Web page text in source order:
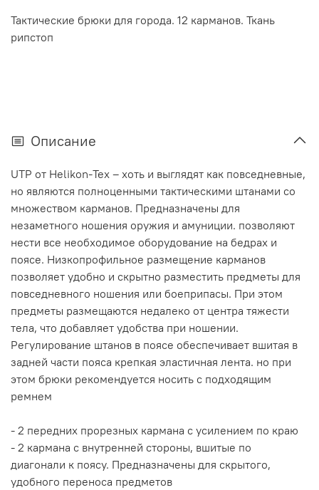
Тактические брюки для города. 12 карманов. Ткань
рипстоп
Описание
UTP от Helikon-Tex – хоть и выглядят как повседневные,
но являются полноценными тактическими штанами со
множеством карманов. Предназначены для
незаметного ношения оружия и амуниции. позволяют
нести все необходимое оборудование на бедрах и
поясе. Низкопрофильное размещение карманов
позволяет удобно и скрытно разместить предметы для
повседневного ношения или боеприпасы. При этом
предметы размещаются недалеко от центра тяжести
тела, что добавляет удобства при ношении.
Регулирование штанов в поясе обеспечивает вшитая в
задней части пояса крепкая эластичная лента. но при
этом брюки рекомендуется носить с подходящим
ремнем
- 2 передних прорезных кармана с усилением по краю
- 2 кармана с внутренней стороны, вшитые по
диагонали к поясу. Предназначены для скрытого,
удобного переноса предметов